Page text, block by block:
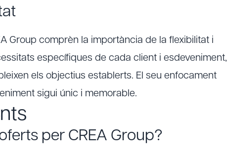
Group comprèn la importància de la flexibilitat i
específiques de cada client i esdeveniment,
els objectius establerts. El seu enfocament
sigui únic i memorable.
per CREA Group?